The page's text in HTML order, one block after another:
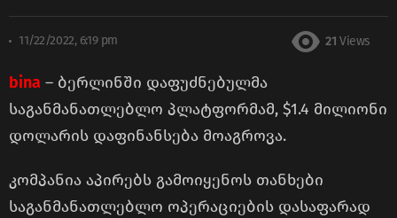
11/22/2022, 6:19 pm 21 Views
bina – ბერლინში დაფუძნებულმა
საგანმანათლებლო პლატფორმამ, $1.4 მილიონი
დოლარის დაფინანსება მოაგროვა.
კომპანია აპირებს გამოიყენოს თანხები
საგანმანათლებლო ოპერაციების დასაფარად